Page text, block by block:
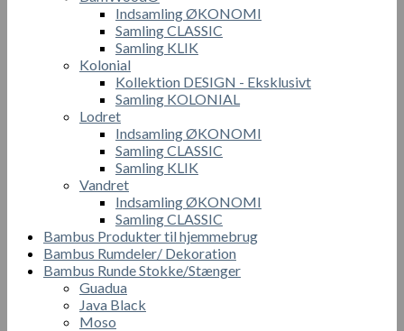
Indsamling ØKONOMI
Samling CLASSIC
Samling KLIK
Kolonial
Kollektion DESIGN - Eksklusivt
Samling KOLONIAL
Lodret
Indsamling ØKONOMI
Samling CLASSIC
Samling KLIK
Vandret
Indsamling ØKONOMI
Samling CLASSIC
Bambus Produkter til hjemmebrug
Bambus Rumdeler/ Dekoration
Bambus Runde Stokke/Stænger
Guadua
Java Black
Moso